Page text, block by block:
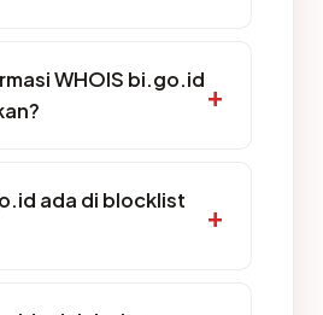
WHOIS bi.go.id
ada di blocklist